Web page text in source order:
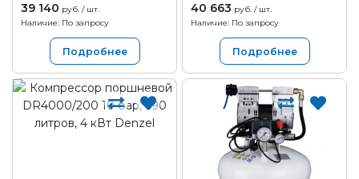
39 140 руб. / шт.
Наличие: По запросу
Подробнее
40 663 руб. / шт.
Наличие: По запросу
Подробнее